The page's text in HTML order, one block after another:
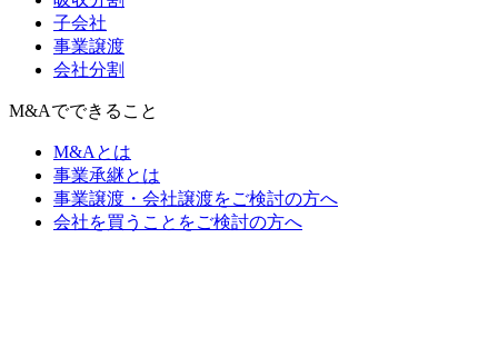
子会社
事業譲渡
会社分割
M&Aでできること
M&Aとは
事業承継とは
事業譲渡・会社譲渡をご検討の方へ
会社を買うことをご検討の方へ